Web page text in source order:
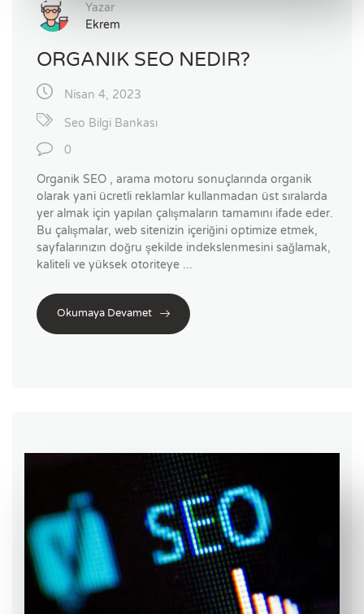
Yazar
Ekrem
ORGANIK SEO NEDIR?
Nisan 4, 2023
Seo Bilgi Bankası
0
Organik SEO , arama motoru sonuçlarında organik
olarak yani ücretli reklamlar kullanmadan üst sıralarda
yer almak için yapılan çalışmaların tamamını ifade eder.
Bu çalışmalar, web sitenizin içeriğini optimize etmek,
sayfalarınızın doğru şekilde indekslenmesini sağlamak,
kaliteli ve yüksek otoriteye ...
Okumaya Devamet